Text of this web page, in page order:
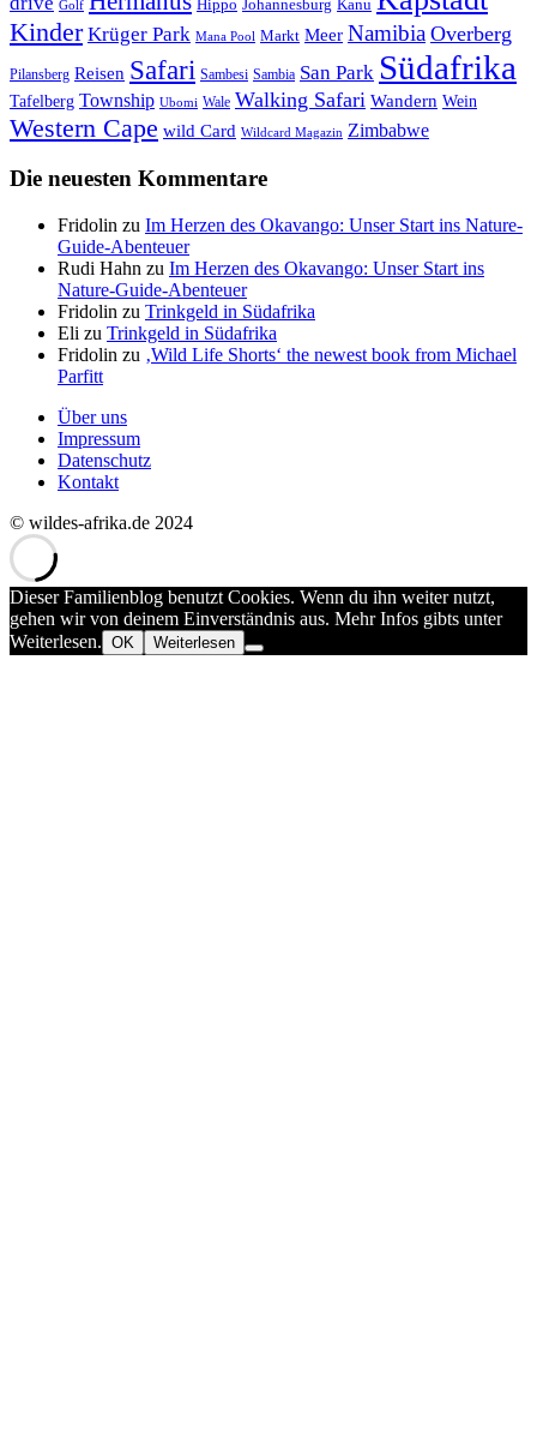
Golf Hippo Johannesburg Kanu
Kinder Krüger Park Mana Pool Markt Meer Namibia Overberg
Pilansberg Reisen Safari Sambesi Sambia San Park Südafrika
Tafelberg Township Ubomi Wale Walking Safari Wandern Wein
Western Cape wild Card Wildcard Magazin Zimbabwe
Die neuesten Kommentare
Fridolin zu Im Herzen des Okavango: Unser Start ins Nature-
Guide-Abenteuer
Rudi Hahn zu Im Herzen des Okavango: Unser Start ins
Nature-Guide-Abenteuer
Fridolin zu Trinkgeld in Südafrika
Eli zu Trinkgeld in Südafrika
Fridolin zu ‚Wild Life Shorts‘ the newest book from Michael
Parfitt
Über uns
Impressum
Datenschutz
Kontakt
© wildes-afrika.de 2024
Dieser Familienblog benutzt Cookies. Wenn du ihn weiter nutzt,
gehen wir von deinem Einverständnis aus. Mehr Infos gibts unter
Weiterlesen. OK Weiterlesen